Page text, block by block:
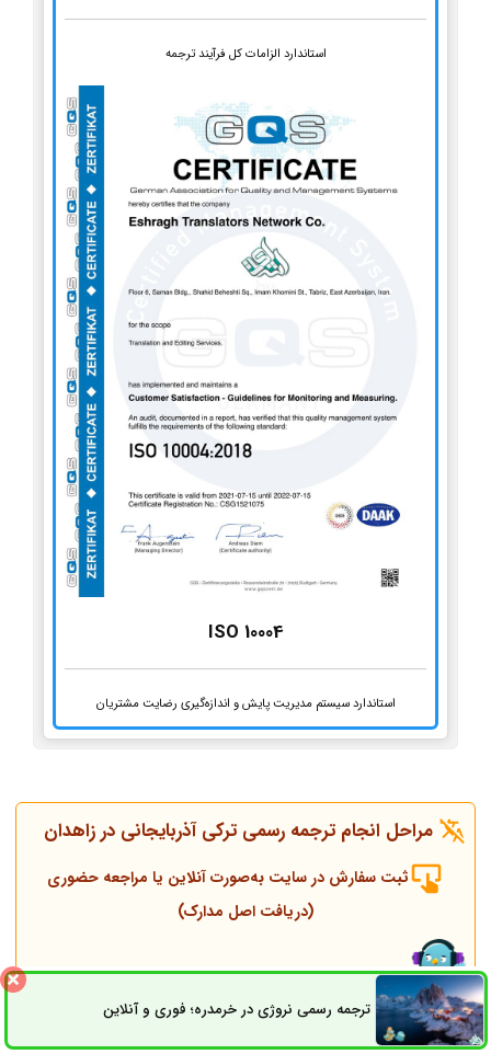
استاندارد الزامات کل فرآیند ترجمه
ISO 10004
استاندارد سیستم مدیریت پایش و اندازه‌گیری رضایت مشتریان
مراحل انجام ترجمه رسمی ترکی آذربایجانی در زاهدان
ثبت سفارش در سایت به‌صورت آنلاین یا مراجعه حضوری
(دریافت اصل مدارک)
تماس همکاران و مشاوره قبل از انجام ترجمه
انجام ترجمه، مهر و پلمپ توسط مترجم رسمی
ترجمه رسمی نروژی در خرمدره؛ فوری و آنلاینثبت سفارش راه های ارتباطی